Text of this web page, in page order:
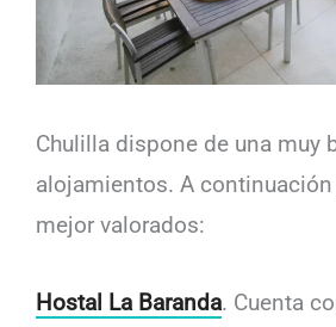
Chulilla dispone de una muy
alojamientos. A
mejor valorados:
Hostal La Baranda. Cuenta